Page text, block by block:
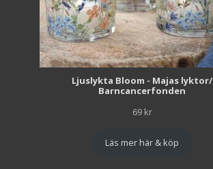
Ljuslykta Bloom - Majas lyktor/
Barncancerfonden
69 kr
Läs mer här & köp